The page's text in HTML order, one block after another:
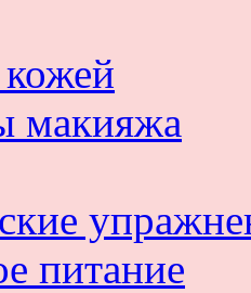
макияжа
питание